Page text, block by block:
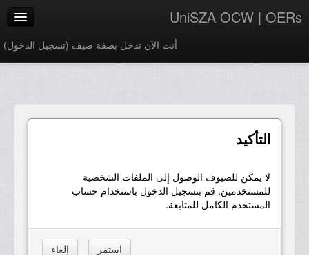
UniSZA OCW | OERs
أنت الآن تدخل بصفة ضيف (تسجيل الدخول)
e-Learning Website
العربية ‎(ar)‎
التأكيد
لا يمكن للضيوف الوصول إلى الملفات الشخصية
للمستخدمين. قم بتسجيل الدخول باستخدام حساب
المستخدم الكامل للمتابعة.